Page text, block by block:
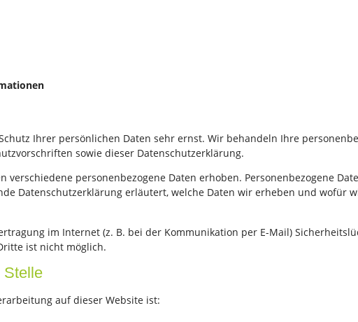
Ihrer persönlichen Daten sehr ernst. Wir behandeln Ihre
sowie dieser Datenschutzerklärung.
verschiedene personenbezogene Daten erhoben. Personenbezogene
Datenschutzerklärung erläutert, welche Daten wir erheben und wofür
im Internet (z. B. bei der Kommunikation per E-Mail)
ist nicht möglich.
Stelle
auf dieser Website ist: